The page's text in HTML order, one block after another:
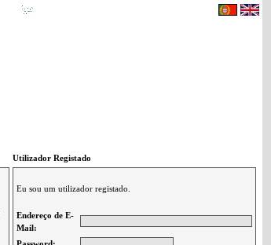
Utilizador Registado
Eu sou um utilizador registado.
Endereço de E-
Mail: